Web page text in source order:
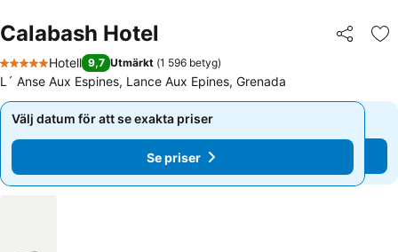
Calabash Hotel Dela
5 Stjärnor
Hotell 9,7 Utmärkt (1 596 betyg)
L´ Anse Aux Espines, Lance Aux Epines, Grenada
Välj datum för att se exakta priser
Se priser
Välj datum för att se exakta priser
Se priser